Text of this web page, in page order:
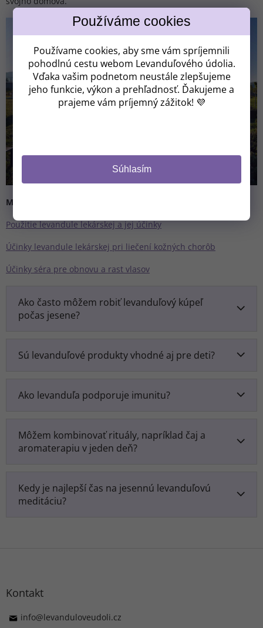
Používame cookies, aby sme vám spríjemnili
pohodlnú cestu webom Levanduľového údolia.
Vďaka vašim podnetom neustále zlepšujeme
jeho funkcie, výkon a prehľadnosť. Ďakujeme a
prajeme vám príjemný zážitok! 💜
Súhlasím
Mohlo by vás zaujímať:
Použitie levandule lekárskej a jej účinky
Účinky levandule lekárskej pri liečení kožných chorôb
Účinky séra pre obnovu a rast vlasov
Ako často môžem robiť levanduľový kúpeľ
počas jesene?
Sú levanduľové produkty vhodné aj pre deti?
Ako levanduľa podporuje imunitu?
Môžem kombinovať rituály, napríklad čaj a
aromaterapiu v jeden deň?
Kedy je najlepší čas na jesennú levanduľovú
meditáciu?
Kontakt
info@levanduloveudoli.cz
Získavate
ZĽAVU 8 €!
Kam vám máme poslať zľavový kód?
CHCEM ZĽAVU 8 €
NIE, ĎAKUJEM.